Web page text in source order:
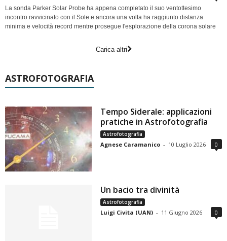
La sonda Parker Solar Probe ha appena completato il suo ventottesimo
incontro ravvicinato con il Sole e ancora una volta ha raggiunto distanza
minima e velocità record mentre prosegue l'esplorazione della corona solare
Carica altri
ASTROFOTOGRAFIA
Tempo Siderale: applicazioni
pratiche in Astrofotografia
Astrofotografia
Agnese Caramanico - 10 Luglio 2026 0
Un bacio tra divinità
Astrofotografia
Luigi Civita (UAN) - 11 Giugno 2026 0